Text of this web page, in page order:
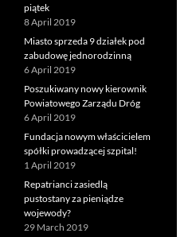
piątek
8 April 2019
Miasto sprzeda 9 działek pod
zabudowę jednorodzinną
6 April 2019
Poszukiwany nowy kierownik
Powiatowego Zarządu Dróg
6 April 2019
Fundacja nowym właścicielem
spółki prowadzącej szpital!
1 April 2019
Repatrianci zasiedlą
pustostany za pieniądze
wojewody?
29 March 2019